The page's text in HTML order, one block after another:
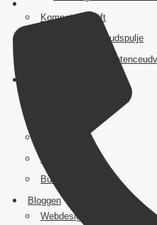
Kompetenceløft
SMV:Digital tilskudspulje
Vækstrettet
Bureauaftale
Bloggen
Webdesign